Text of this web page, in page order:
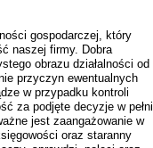
gospodarczej, który
naszej firmy. Dobra
obrazu działalności od
przyczyn ewentualnych
w przypadku kontroli
za podjęte decyzje w pełni
jest zaangażowanie w
oraz staranny